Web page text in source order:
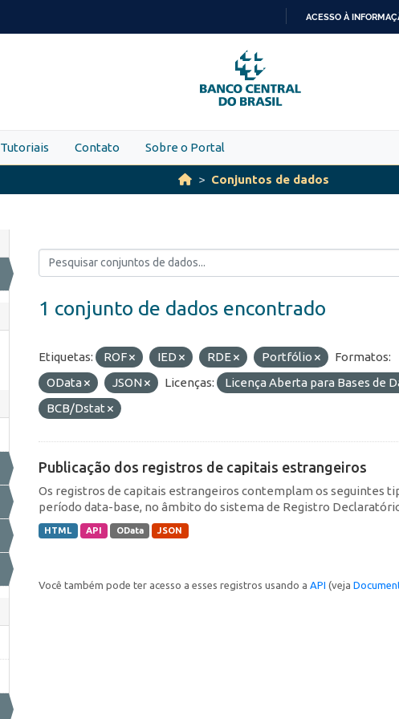
PARA
O
CONTEÚDO
ACESSO À
Tutoriais Contato Sobre o Portal
Conjuntos de dados
1 conjunto de dados encontrado
Etiquetas: ROF IED RDE Portfólio
Formatos:
OData
JSON Licenças: Licença Aberta para Bases de
BCB/Dstat
Publicação dos registros de capitais estrangeiros
Os registros de capitais estrangeiros contemplam os seguintes
período data-base, no âmbito do sistema de Registro
HTML API OData JSON
Você também pode ter acesso a esses registros usando a API (veja